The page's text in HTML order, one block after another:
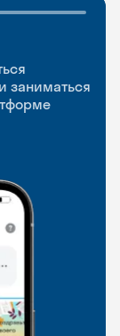
заниматься
где